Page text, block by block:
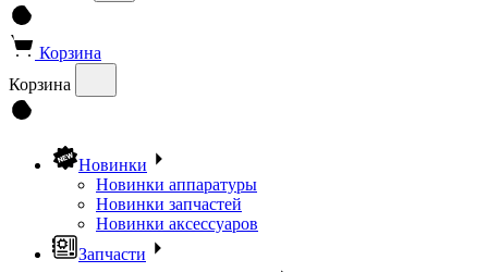
Корзина
Корзина
Новинки
Новинки аппаратуры
Новинки запчастей
Новинки аксессуаров
Запчасти